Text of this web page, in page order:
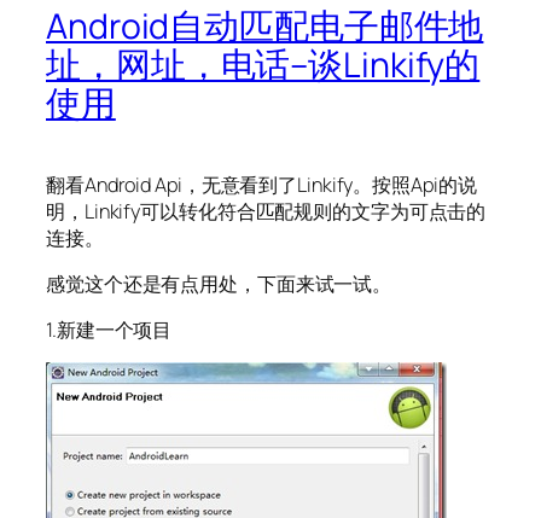
Android自动匹配电子邮件地
址，网址，电话–谈Linkify的
使用
翻看Android Api，无意看到了Linkify。按照Api的说
明，Linkify可以转化符合匹配规则的文字为可点击的
连接。
感觉这个还是有点用处，下面来试一试。
1.新建一个项目